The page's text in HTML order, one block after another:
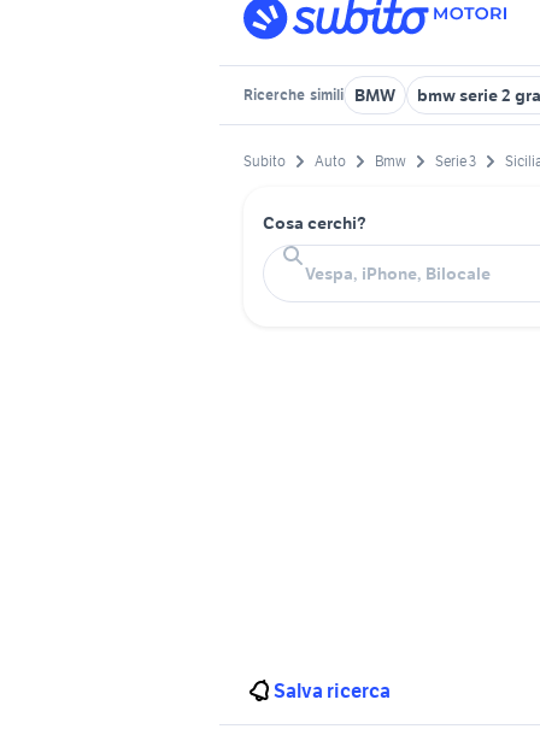
Ricerche simili BMW bmw serie 2
Subito Auto Bmw Serie 3
Cosa cerchi?
Salva ricerca